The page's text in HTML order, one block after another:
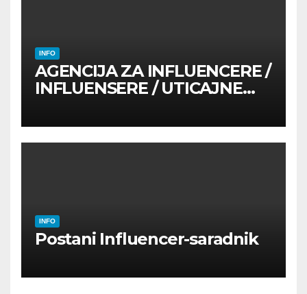
INFO
AGENCIJA ZA INFLUENCERE /
INFLUENSERE / UTICAJNE
INFO
Postani Influencer-saradnik